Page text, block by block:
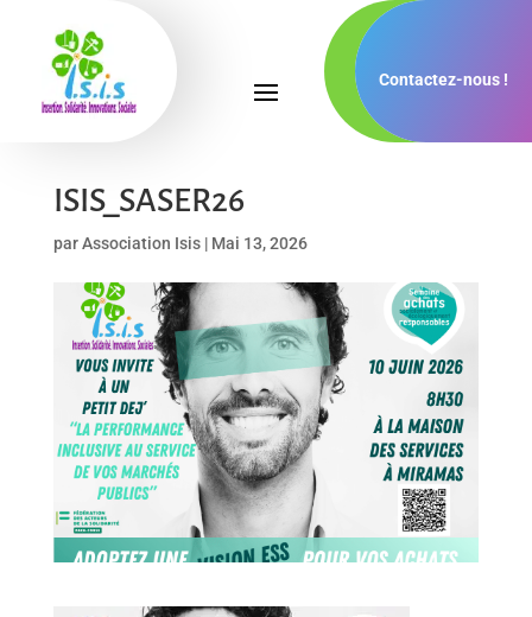
Contactez-nous !
ISIS_SASER26
parAssociation Isis| Mai 13, 2026